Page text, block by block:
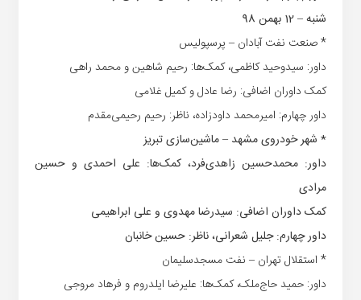
شنبه – 12 بهمن 98
* صنعت نفت آبادان – پرسپولیس
داور: سیدوحید کاظمی، کمک‌ها: رحیم شاهین و محمد راهی
کمک داوران اضافی: رضا عادل و کمیل غلامی
داور چهارم: امیرمحمد داودزاده، ناظر: رحیم رحیمی‌مقدم
* شهر خودروی مشهد – ماشین‌سازی تبریز
داور: محمدحسین زاهدی‌فرد، کمک‌ها: علی احمدی و حسین
مرادی
کمک داوران اضافی: سیدرضا مهدوی و علی ابراهیمی
داور چهارم: جلیل شعرانی، ناظر: حسین خانبان
* استقلال تهران – نفت مسجدسلیمان
داور: حمید حاج‌ملک، کمک‌ها: علیرضا ایلدروم و فرهاد مروجی